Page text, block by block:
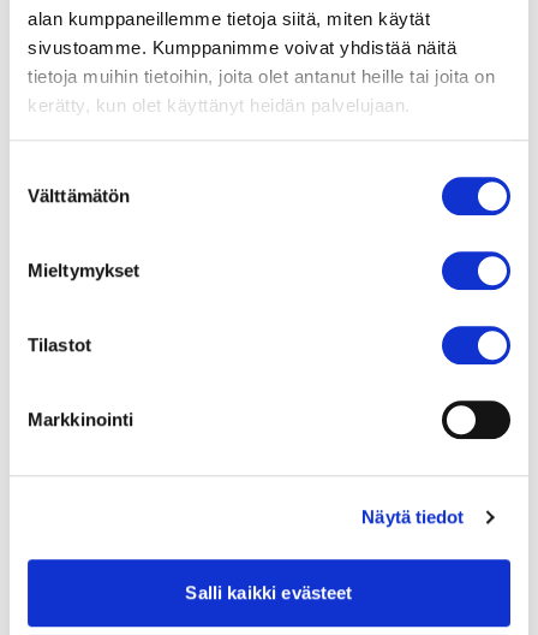
alan kumppaneillemme tietoja siitä, miten käytät
sivustoamme. Kumppanimme voivat yhdistää näitä
tietoja muihin tietoihin, joita olet antanut heille tai joita on
kerätty, kun olet käyttänyt heidän palvelujaan.
valinta
Välttämätön
Mieltymykset
Tilastot
Markkinointi
Näytä tiedot
Salli kaikki evästeet
Asiakkaidemme kokemuksia
Sydänanestesia
Potilashotelli
Potilaan oikeudet ja potilasasiavastaava
Sydänfilmi EKG ja Holter
Sepelvaltimotaudin hoito
pallolaajennus
Rytmihäiriöiden tutkimus ja hoito
Läppävikojen leikkaushoidot
Rintaelinten leikkaushoidot
Sydänvalvonta